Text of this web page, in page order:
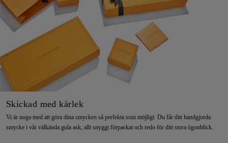
Skickad med kärlek
Vi är noga med att göra dina smycken så perfekta som möjligt. Du får ditt handgjorda
smycke i vår välkända gula ask, allt snyggt förpackat och redo för ditt stora ögonblick.